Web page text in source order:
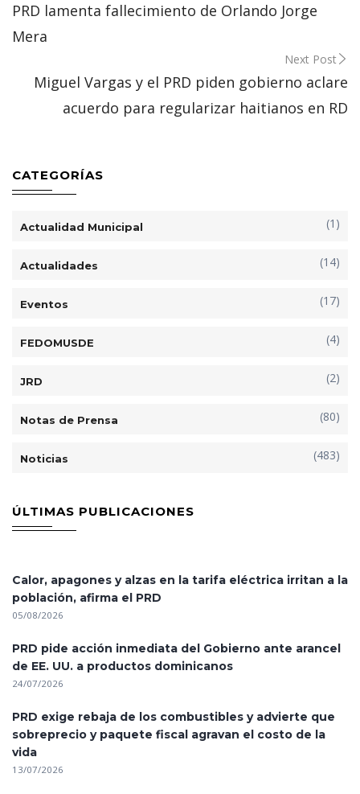
navigation
PRD lamenta fallecimiento de Orlando Jorge
Mera
Next Post
Miguel Vargas y el PRD piden gobierno aclare
acuerdo para regularizar haitianos en RD
CATEGORÍAS
Actualidad Municipal (1)
Actualidades (14)
Eventos (17)
FEDOMUSDE (4)
JRD (2)
Notas de Prensa (80)
Noticias (483)
ÚLTIMAS PUBLICACIONES
Calor, apagones y alzas en la tarifa eléctrica irritan a la
población, afirma el PRD
05/08/2026
PRD pide acción inmediata del Gobierno ante arancel
de EE. UU. a productos dominicanos
24/07/2026
PRD exige rebaja de los combustibles y advierte que
sobreprecio y paquete fiscal agravan el costo de la
vida
13/07/2026